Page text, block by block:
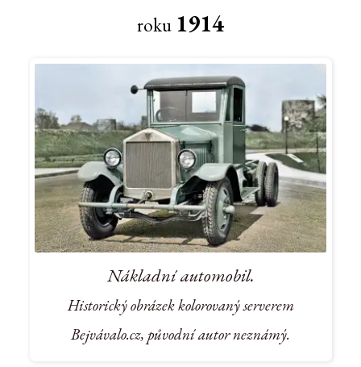
roku 1914
Nákladní automobil.
Historický obrázek kolorovaný serverem
Bejvávalo.cz, původní autor neznámý.